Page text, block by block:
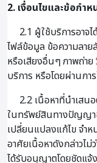
2. เงื่อนไขและข้อกำห
2.1 ผู้ใช้บริการอาจไ
ไฟล์ข้อมูล ข้อความลา
หรือเสียงอื่นๆ ภาพถ่า
บริการ หรือโดยผ่านกา
2.2 เนื้อหาที่นำเสน
ในทรัพย์สินทางปัญญา
เปลี่ยนแปลงแก้ไข จำห
อาศัยเนื้อหาดังกล่าวไม่
ได้รับอนุญาตโดยชัดแจ้